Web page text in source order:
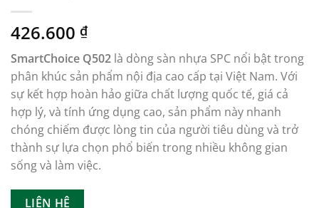
426.600 ₫
SmartChoice Q502 là dòng sàn nhựa SPC nổi bật trong
phân khúc sản phẩm nội địa cao cấp tại Việt Nam. Với
sự kết hợp hoàn hảo giữa chất lượng quốc tế, giá cả
hợp lý, và tính ứng dụng cao, sản phẩm này nhanh
chóng chiếm được lòng tin của người tiêu dùng và trở
thành sự lựa chọn phổ biến trong nhiều không gian
sống và làm việc.
LIÊN HỆ